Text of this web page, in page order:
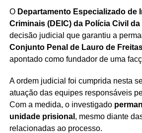
O Departamento Especializado de
Criminais (DEIC) da Polícia Civil da
decisão judicial que garantiu a
Conjunto Penal de Lauro de
apontado como fundador de uma
A ordem judicial foi cumprida nesta
atuação das equipes responsáveis
Com a medida, o investigado
unidade prisional , mesmo diante
relacionadas ao processo.